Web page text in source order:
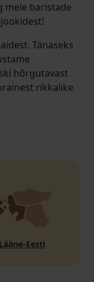
meie baristade
Tänaseks
hõrgutavast
rikkalike
Lääne-Eesti